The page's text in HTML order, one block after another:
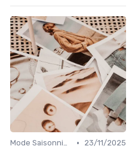
Mode Saisonnière •
23/11/2025